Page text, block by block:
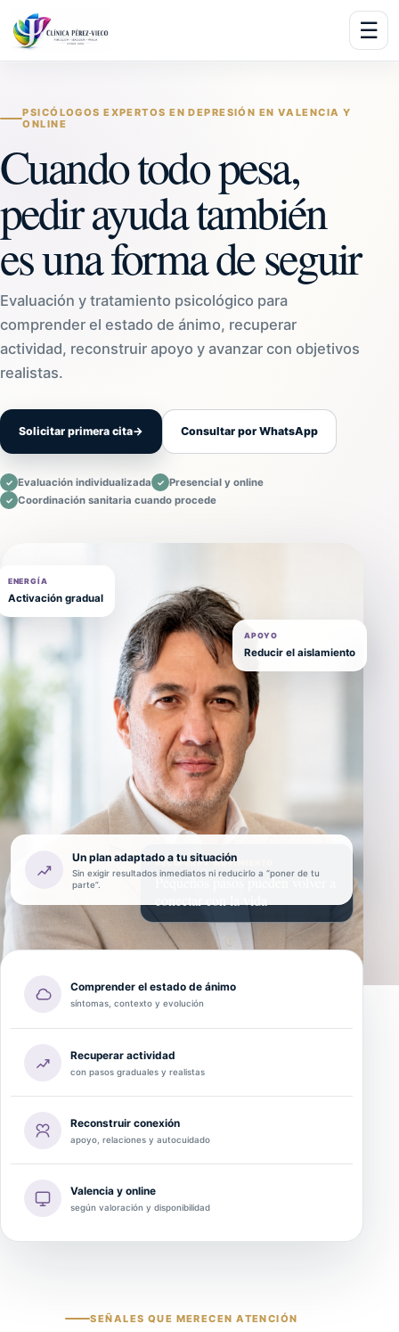
☰
PSICÓLOGOS EXPERTOS EN DEPRESIÓN EN VALENCIA Y
ONLINE
Cuando todo pesa,
pedir ayuda también
es una forma de seguir
Evaluación y tratamiento psicológico para
comprender el estado de ánimo, recuperar
actividad, reconstruir apoyo y avanzar con objetivos
realistas.
Solicitar primera cita→ Consultar por WhatsApp
✓ Evaluación individualizada ✓ Presencial y online
✓ Coordinación sanitaria cuando procede
RECUPERAR MOVIMIENTO
Pequeños pasos pueden volver a
ENERGÍA
Activación gradual
APOYO
Reducir el aislamiento
Un plan adaptado a tu situación
Sin exigir resultados inmediatos ni reducirlo a “poner de tu
parte”.
Comprender el estado de ánimo
síntomas, contexto y evolución
Recuperar actividad
con pasos graduales y realistas
Reconstruir conexión
apoyo, relaciones y autocuidado
Valencia y online
según valoración y disponibilidad
SEÑALES QUE MERECEN ATENCIÓN